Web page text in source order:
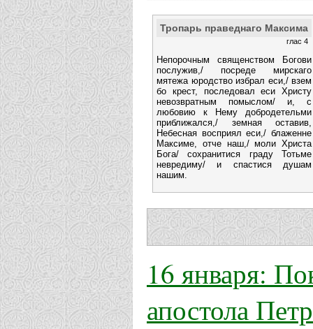
Тропарь праведнаго Максима
глас 4
Непорочным священством Богови
послужив,/ посреде мирскаго
мятежа юродство избрал еси,/ взем
бо крест, последовал еси Христу
невозвратным помыслом/ и, с
любовию к Нему добродетельми
приближался,/ земная оставив,
Небесная восприял еси,/ блаженне
Максиме, отче наш,/ моли Христа
Бога/ сохранитися граду Тотьме
невредиму/ и спастися душам
нашим.
16 января:
апостола